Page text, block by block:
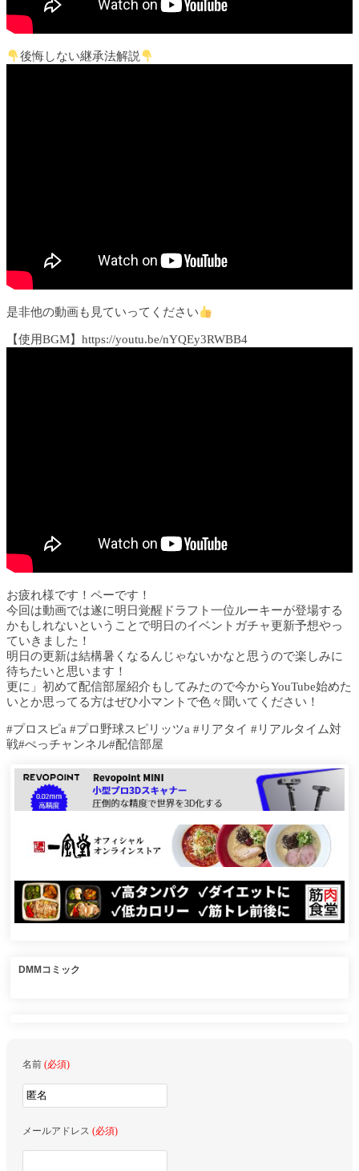
後悔しない継承法解説
是非他の動画も見ていってください
【使用BGM】https://youtu.be/nYQEy3RWBB4
お疲れ様です！ペーです！
今回は動画では遂に明日覚醒ドラフト一位ルーキーが登場する
かもしれないということで明日のイベントガチャ更新予想やっ
ていきました！
明日の更新は結構暑くなるんじゃないかなと思うので楽しみに
待ちたいと思います！
更に」初めて配信部屋紹介もしてみたので今からYouTube始めた
いとか思ってる方はぜひ小マントで色々聞いてください！
#プロスピa #プロ野球スピリッツa #リアタイ #リアルタイム対
戦#ぺっチャンネル#配信部屋
DMMコミック
名前 (必須)
メールアドレス (必須)